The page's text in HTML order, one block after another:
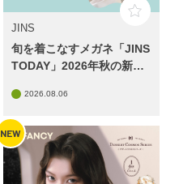
JINS
旬を着こなすメガネ「JINS
TODAY」2026年秋の新作
2026.08.06
NEW